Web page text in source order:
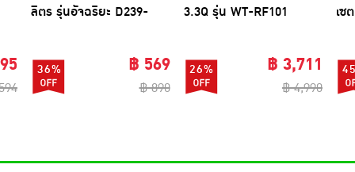
ลิตร รุ่นอัจฉริยะ D239-
36% ฿ 569
฿ 890
3.3Q รุ่น WT-RF101
26% ฿ 3,711
฿ 4,990
เซ